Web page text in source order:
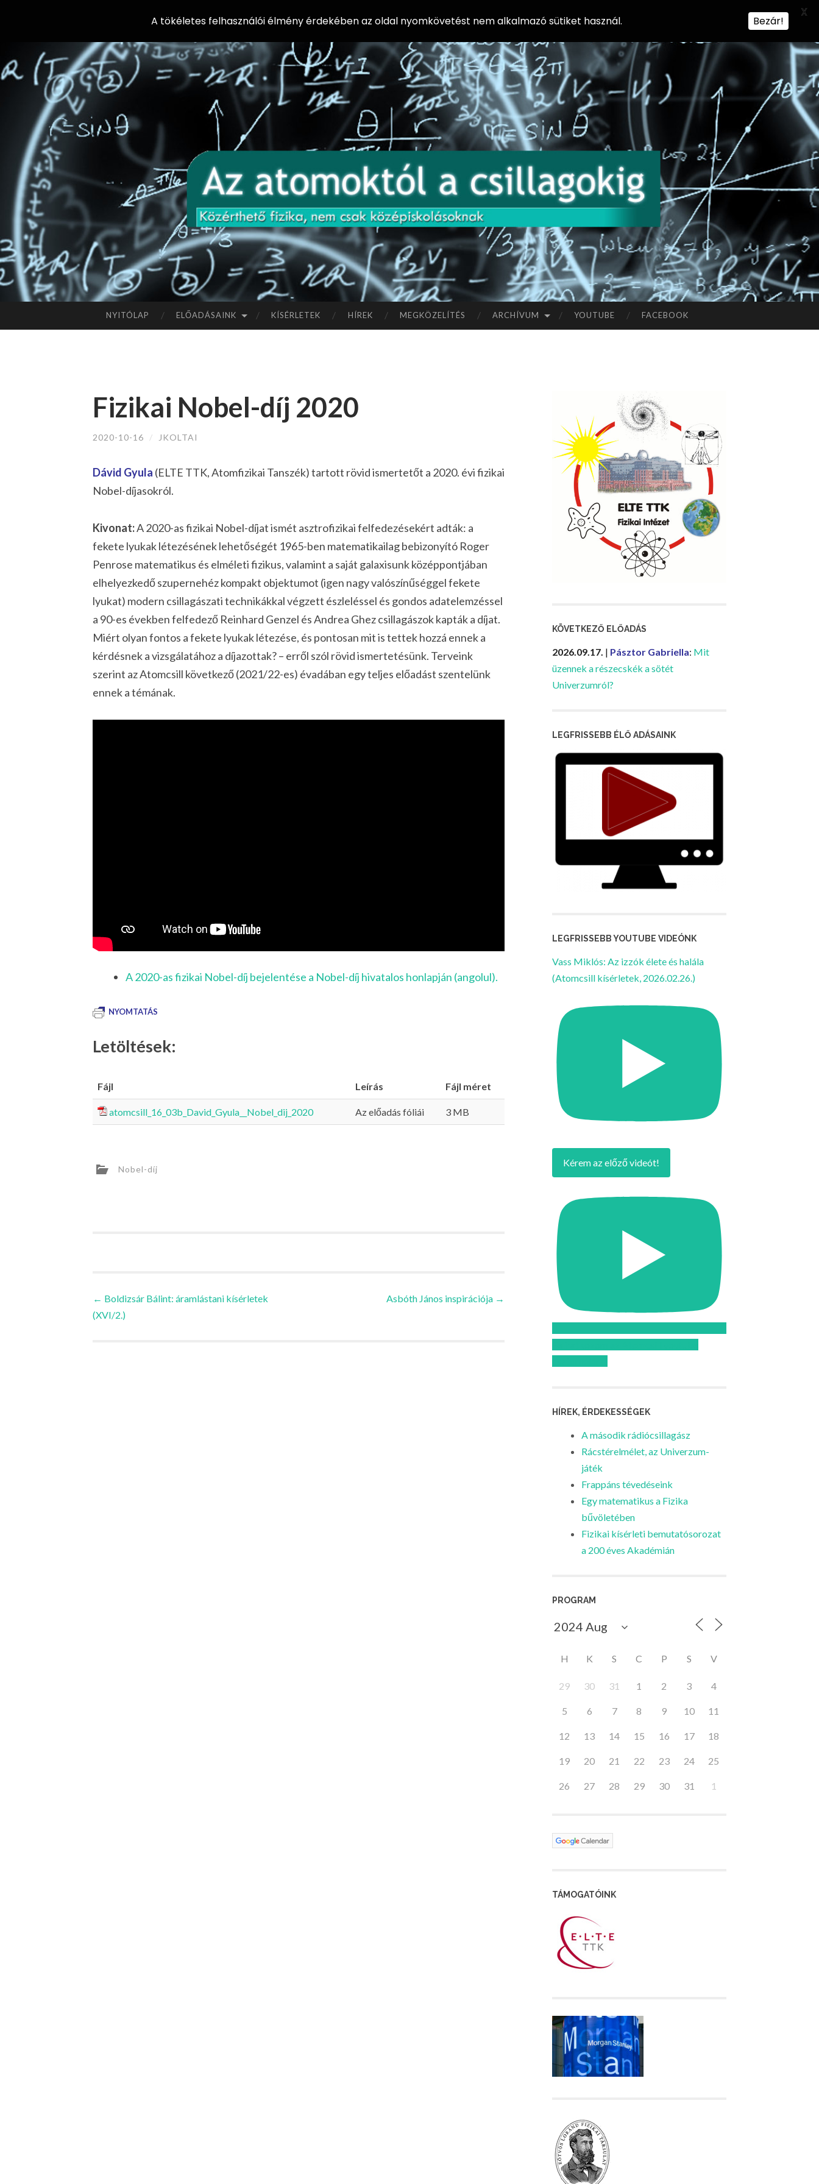
AZ
AT
OM
OK
TÓ
L A
IG
Előadássorozat
középiskolásoknak
az ELTE
Természettudományi
Kar Fizikai
Intézetében
A
NYITÓLAP ELŐADÁSAINK KÍSÉRLETEK HÍREK MEGKÖZELÍTÉS ARCHÍVUM YOUTUBE FACEBOOK
Fizikai Nobel-díj 2020
2020-10-16 / JKOLTAI
Dávid Gyula (ELTE TTK, Atomfizikai Tanszék) tartott rövid ismertetőt a 2020. évi fizikai
Nobel-díjasokról.
Kivonat:A 2020-as fizikai Nobel-díjat ismét asztrofizikai felfedezésekért adták: a
fekete lyukak létezésének lehetőségét 1965-ben matematikailag bebizonyító Roger
Penrose matematikus és elméleti fizikus, valamint a saját galaxisunk középpontjában
elhelyezkedő szupernehéz kompakt objektumot (igen nagy valószínűséggel fekete
lyukat) modern csillagászati technikákkal végzett észleléssel és gondos adatelemzéssel
a 90-es években felfedező Reinhard Genzel és Andrea Ghez csillagászok kapták a díjat.
Miért olyan fontos a fekete lyukak létezése, és pontosan mit is tettek hozzá ennek a
kérdésnek a vizsgálatához a díjazottak? – erről szól rövid ismertetésünk. Terveink
szerint az Atomcsill következő (2021/22-es) évadában egy teljes előadást szentelünk
ennek a témának.
A 2020-as fizikai Nobel-díj bejelentése a Nobel-díj hivatalos honlapján (angolul).
NYOMTATÁS
Letöltések:
Fájl Leírás Fájl méret
atomcsill_16_03b_David_Gyula__Nobel_dij_2020 Az előadás fóliái 3 MB
Nobel-díj
Bejegyzések
navigációja
← Boldizsár Bálint: áramlástani kísérletek
(XVI/2.)
Asbóth János inspirációja →
KÖVETKEZŐ ELŐADÁS
2026.09.17. | Pásztor Gabriella: Mit
üzennek a részecskék a sötét
Univerzumról?
LEGFRISSEBB ÉLŐ ADÁSAINK
LEGFRISSEBB YOUTUBE VIDEÓNK
Vass Miklós: Az izzók élete és halála
(Atomcsill kísérletek, 2026.02.26.)
Kérem az előző videót!
HÍREK, ÉRDEKESSÉGEK
A második rádiócsillagász
Rácstérelmélet, az Univerzum-
játék
Frappáns tévedéseink
Egy matematikus a Fizika
bűvöletében
Fizikai kísérleti bemutatósorozat
a 200 éves Akadémián
PROGRAM
H K S C P S V
29 30 31 1 2 3 4
5 6 7 8 9 10 11
12 13 14 15 16 17 18
19 20 21 22 23 24 25
26 27 28 29 30 31 1
TÁMOGATÓINK
A tökéletes felhasználói élmény érdekében az oldal nyomkövetést nem alkalmazó sütiket használ. Bezár!
X